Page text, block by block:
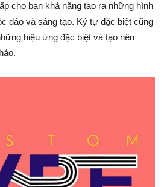
cho bạn khả năng tạo ra những hình
đáo và sáng tạo. Ký tự đặc biệt cũng
hiệu ứng đặc biệt và tạo nên